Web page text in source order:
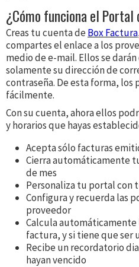
¿Cómo funciona el Portal
Creas tu cuenta deBox Factura
compartes el enlace a los
medio de e-mail. Ellos se
solamente su dirección de
contraseña. De esta forma, los
fácilmente.
Con su cuenta, ahora ellos
y horarios que hayas
Acepta sólo facturas
Cierra automáticamente
de mes
Personaliza tu portal con
Configura y recuerda las
proveedor
Calcula automáticamente
factura, y si tiene que ser
Recibe un recordatorio
hayan vencido